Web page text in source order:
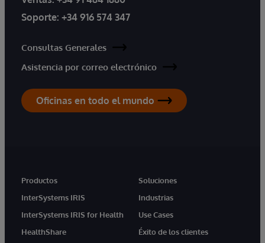
Soporte: +34 916 574 347
Consultas Generales
Asistencia por correo electrónico
Oficinas en todo el mundo
Productos
InterSystems IRIS
InterSystems IRIS for Health
HealthShare
Soluciones
Industrias
Use Cases
Éxito de los clientes